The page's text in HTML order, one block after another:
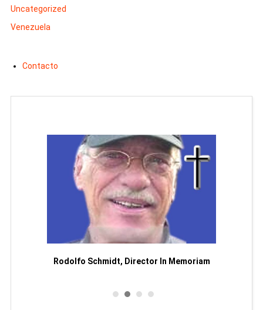
Uncategorized
Venezuela
Contacto
Rodolfo Schmidt, Director In Memoriam